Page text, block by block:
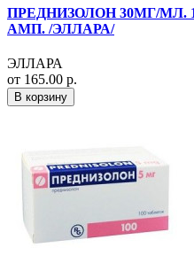
ПРЕДНИЗОЛОН 30МГ/МЛ.
АМП. /ЭЛЛАРА/
ЭЛЛАРА
от 165.00 р.
В корзину